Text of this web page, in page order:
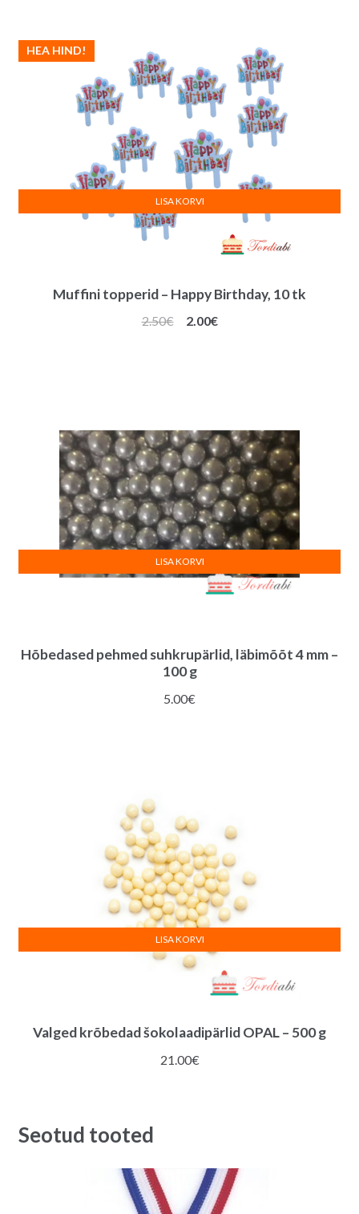
Muffini topperid – Happy Birthday, 10 tk
HEA HIND!
2.50€
Algne
2.00€Praegune
LISA KORVI
Hõbedased pehmed suhkrupärlid, läbimõõt 4 mm –
100 g
5.00€
LISA KORVI
Valged krõbedad šokolaadipärlid OPAL – 500 g
21.00€
LISA KORVI
Seotud tooted